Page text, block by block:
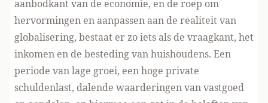
aanbodkant van de economie, en de roep om
hervormingen en aanpassen aan de realiteit van
globalisering, bestaat er zo iets als de vraagkant, het
inkomen en de besteding van huishoudens. Een
periode van lage groei, een hoge private
schuldenlast, dalende waarderingen van vastgoed